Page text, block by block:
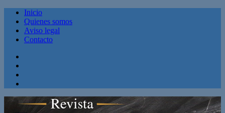
Inicio
Quienes somos
Aviso legal
Contacto